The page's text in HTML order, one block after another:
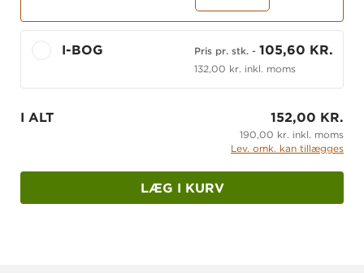
I-BOG Pris pr. stk.- 105,60 KR.
132,00 kr. inkl. moms
I ALT 152,00 KR.
190,00 kr. inkl. moms
Lev. omk. kan tillægges
LÆG I KURV